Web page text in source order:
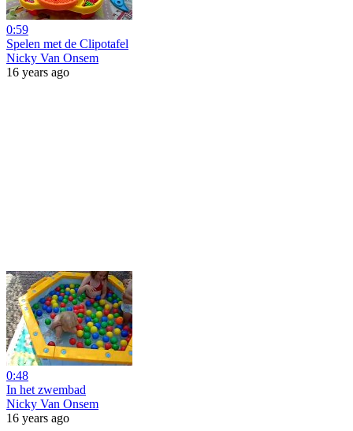
0:59
Spelen met de Clipotafel
Nicky Van Onsem
16 years ago
0:48
In het zwembad
Nicky Van Onsem
16 years ago